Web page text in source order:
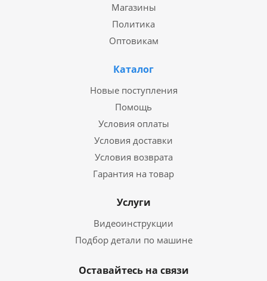
Магазины
Политика
Оптовикам
Каталог
Новые поступления
Помощь
Условия оплаты
Условия доставки
Условия возврата
Гарантия на товар
Услуги
Видеоинструкции
Подбор детали по машине
Оставайтесь на связи